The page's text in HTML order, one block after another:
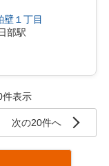
壁１丁目
部駅
表示
次の20件へ